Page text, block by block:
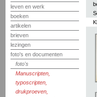
leven en werk
boeken
artikelen
brieven
lezingen
foto's en documenten
foto's
Manuscripten,
typoscripten,
drukproeven,